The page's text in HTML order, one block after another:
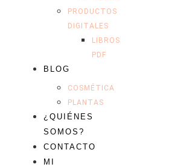
PRODUCTOS
DIGITALES
LIBROS
PDF
BLOG
COSMÉTICA
PLANTAS
¿QUIÉNES
SOMOS?
CONTACTO
MI